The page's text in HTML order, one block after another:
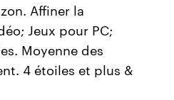
Affiner la
Jeux pour PC;
Moyenne des
4 étoiles et plus &